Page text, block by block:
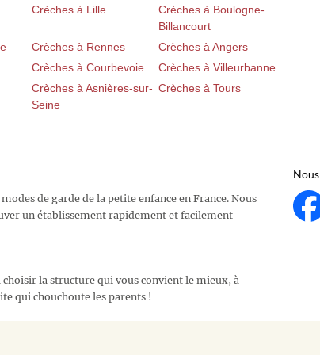
Crèches à Lille
Crèches à Boulogne-
Billancourt
Crèches à Rennes
Crèches à Angers
Crèches à Courbevoie
Crèches à Villeurbanne
Crèches à Asnières-sur-
Seine
Crèches à Tours
de garde de la petite enfance en France. Nous
un établissement rapidement et facilement
choisir la structure qui vous convient le mieux, à
qui chouchoute les parents !